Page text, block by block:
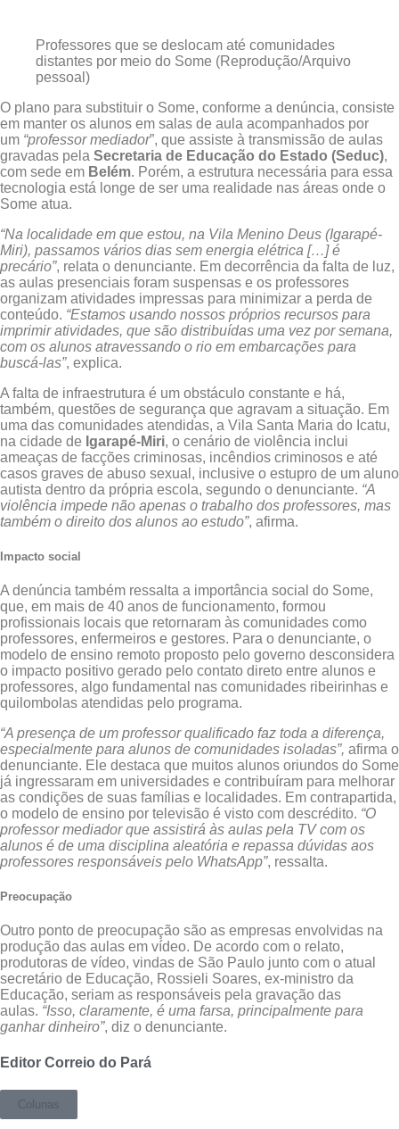
Professores que se deslocam até comunidades
distantes por meio do Some (Reprodução/Arquivo
pessoal)
O plano para substituir o Some, conforme a denúncia, consiste
em manter os alunos em salas de aula acompanhados por
um “professor mediador”, que assiste à transmissão de aulas
gravadas pela Secretaria de Educação do Estado (Seduc),
com sede em Belém. Porém, a estrutura necessária para essa
tecnologia está longe de ser uma realidade nas áreas onde o
Some atua.
“Na localidade em que estou, na Vila Menino Deus (Igarapé-
Miri), passamos vários dias sem energia elétrica […] é
precário”, relata o denunciante. Em decorrência da falta de luz,
as aulas presenciais foram suspensas e os professores
organizam atividades impressas para minimizar a perda de
conteúdo. “Estamos usando nossos próprios recursos para
imprimir atividades, que são distribuídas uma vez por semana,
com os alunos atravessando o rio em embarcações para
buscá-las”, explica.
A falta de infraestrutura é um obstáculo constante e há,
também, questões de segurança que agravam a situação. Em
uma das comunidades atendidas, a Vila Santa Maria do Icatu,
na cidade de Igarapé-Miri, o cenário de violência inclui
ameaças de facções criminosas, incêndios criminosos e até
casos graves de abuso sexual, inclusive o estupro de um aluno
autista dentro da própria escola, segundo o denunciante. “A
violência impede não apenas o trabalho dos professores, mas
também o direito dos alunos ao estudo”, afirma.
Impacto social
A denúncia também ressalta a importância social do Some,
que, em mais de 40 anos de funcionamento, formou
profissionais locais que retornaram às comunidades como
professores, enfermeiros e gestores. Para o denunciante, o
modelo de ensino remoto proposto pelo governo desconsidera
o impacto positivo gerado pelo contato direto entre alunos e
professores, algo fundamental nas comunidades ribeirinhas e
quilombolas atendidas pelo programa.
“A presença de um professor qualificado faz toda a diferença,
especialmente para alunos de comunidades isoladas”, afirma o
denunciante. Ele destaca que muitos alunos oriundos do Some
já ingressaram em universidades e contribuíram para melhorar
as condições de suas famílias e localidades. Em contrapartida,
o modelo de ensino por televisão é visto com descrédito. “O
professor mediador que assistirá às aulas pela TV com os
alunos é de uma disciplina aleatória e repassa dúvidas aos
professores responsáveis pelo WhatsApp”, ressalta.
Preocupação
Outro ponto de preocupação são as empresas envolvidas na
produção das aulas em vídeo. De acordo com o relato,
produtoras de vídeo, vindas de São Paulo junto com o atual
secretário de Educação, Rossieli Soares, ex-ministro da
Educação, seriam as responsáveis pela gravação das
aulas. “Isso, claramente, é uma farsa, principalmente para
ganhar dinheiro”, diz o denunciante.
Editor Correio do Pará
Colunas